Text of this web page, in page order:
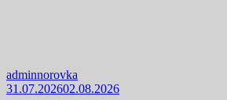
adminnorovka
31.07.202602.08.2026